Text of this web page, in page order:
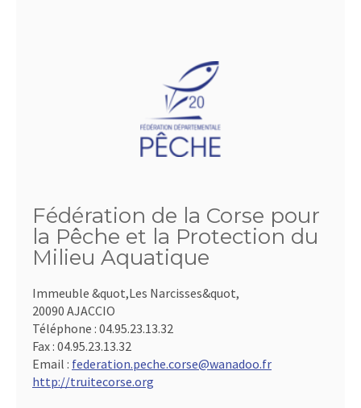
Fédération de la Corse pour
la Pêche et la Protection du
Milieu Aquatique
Immeuble &quot,Les Narcisses&quot,
20090 AJACCIO
Téléphone : 04.95.23.13.32
Fax : 04.95.23.13.32
Email : federation.peche.corse@wanadoo.fr
http://truitecorse.org